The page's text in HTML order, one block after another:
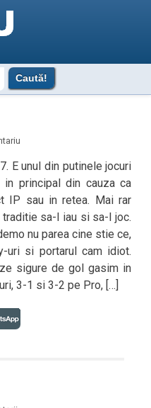
E unul din putinele jocuri
principal din cauza ca
IP sau in retea. Mai rar
sa-l iau si sa-l joc.
nu parea cine stie ce,
uri si portarul cam idiot.
sigure de gol gasim in
3-1 si 3-2 pe Pro, […]